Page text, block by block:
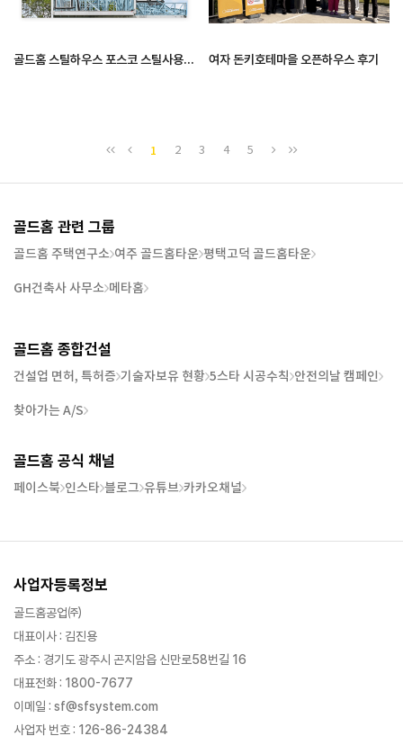
골드홈 스틸하우스 포스코 스틸사용 시… 여자 돈키호테마을 오픈하우스 후기
1 2 3 4 5
골드홈 관련 그룹
골드홈 주택연구소 여주 골드홈타운 평택고덕 골드홈타운
GH건축사 사무소 메타홈
골드홈 종합건설
건설업 면허, 특허증 기술자보유 현황 5스타 시공수칙 안전의날 캠페인
찾아가는 A/S
골드홈 공식 채널
페이스북 인스타 블로그 유튜브 카카오채널
사업자등록정보
골드홈공업㈜
대표이사 : 김진용
주소 : 경기도 광주시 곤지암읍 신만로58번길 16
대표전화 : 1800-7677
이메일 : sf@sfsystem.com
사업자 번호 : 126-86-24384